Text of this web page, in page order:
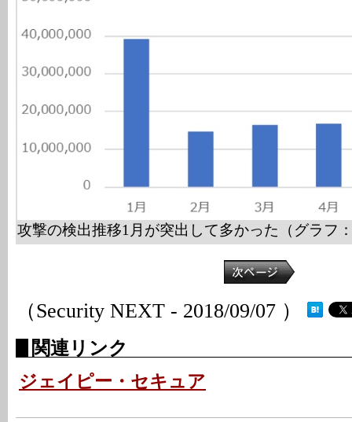
攻撃の検出推移1月が突出して多かった（グラフ：
（Security NEXT - 2018/09/07 ）
関連リンク
ジェイピー・セキュア